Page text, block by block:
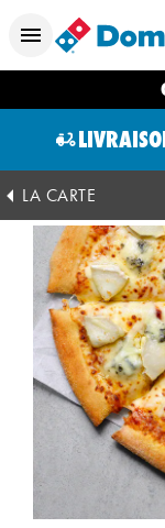
LA CARTE